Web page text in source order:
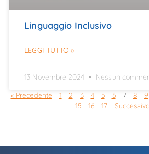
Linguaggio Inclusivo
LEGGI TUTTO »
13 Novembre 2024
Nessun
« Precedente
1 2 3 4 5 6 7 8 9
15
16 17